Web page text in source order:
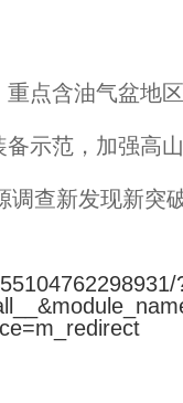
含油气盆地区
示范，加强高
查新发现新突